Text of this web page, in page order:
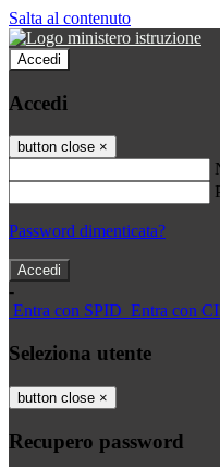
Salta al contenuto
Accedi
Accedi
button close ×
Password dimenticata?
-
Entra con SPID Entra con
Seleziona utente
button close ×
Recupero password